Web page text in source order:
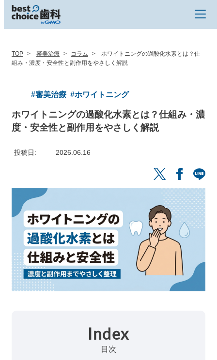
TOP 審美治療 コラム
ホワイトニングの過酸化水素とは？仕
組み・濃度・安全性と副作用をやさしく解説
#審美治療 #ホワイトニング
ホワイトニングの過酸化水素とは？仕組み・濃
度・安全性と副作用をやさしく解説
投稿日 2026.06.16
Index
目次